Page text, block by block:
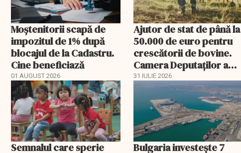
Moștenitorii scapă de
impozitul de 1% după
blocajul de la Cadastru.
Cine beneficiază
01 AUGUST 2026
Ajutor de stat de până la
50.000 de euro pentru
crescătorii de bovine.
Camera Deputaților a
aprobat schema
31 IULIE 2026
Semnalul care sperie
Bulgaria investește 7